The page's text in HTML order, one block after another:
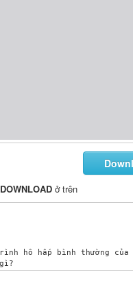
DOWNLOAD ở trên